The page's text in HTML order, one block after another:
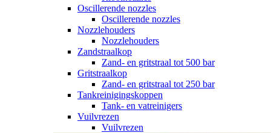
Oscillerende nozzles
Oscillerende nozzles
Nozzlehouders
Nozzlehouders
Zandstraalkop
Zand- en gritstraal tot 500 bar
Gritstraalkop
Zand- en gritstraal tot 250 bar
Tankreinigingskoppen
Tank- en vatreinigers
Vuilvrezen
Vuilvrezen